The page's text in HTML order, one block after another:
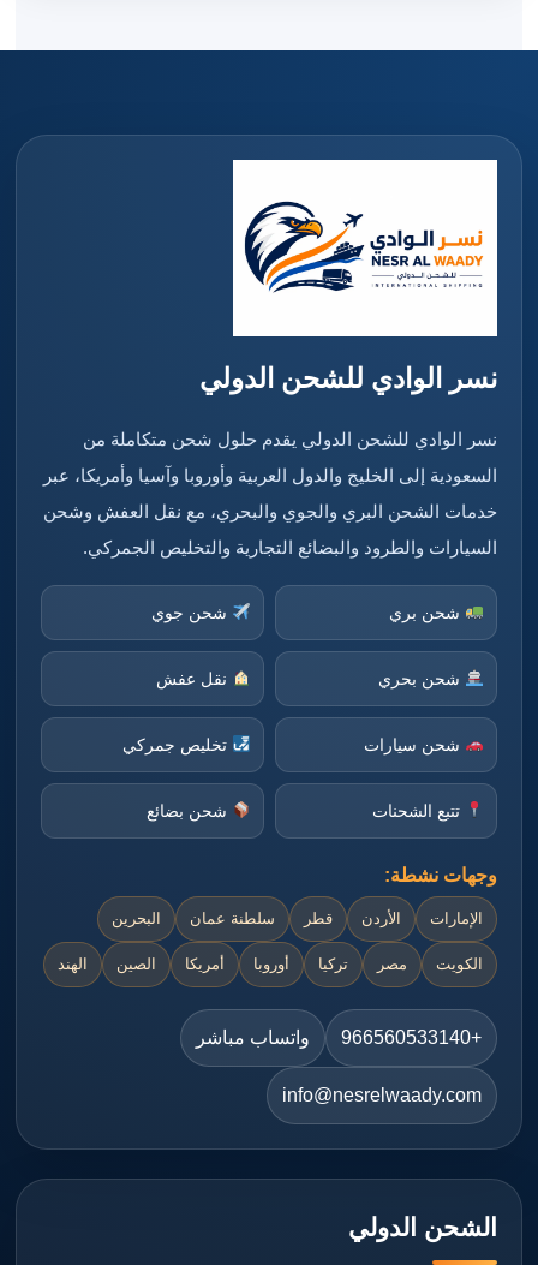
نسر الوادي للشحن الدولي
نسر الوادي للشحن الدولي يقدم حلول شحن متكاملة من
السعودية إلى الخليج والدول العربية وأوروبا وآسيا وأمريكا، عبر
خدمات الشحن البري والجوي والبحري، مع نقل العفش وشحن
السيارات والطرود والبضائع التجارية والتخليص الجمركي.
شحن بري شحن جوي
شحن بحري نقل عفش
شحن سيارات تخليص جمركي
تتبع الشحنات شحن بضائع
وجهات نشطة:
الإمارات الأردن قطر سلطنة عمان البحرين
الكويت مصر تركيا أوروبا أمريكا الصين الهند
+966560533140 واتساب مباشر
info@nesrelwaady.com
الشحن الدولي